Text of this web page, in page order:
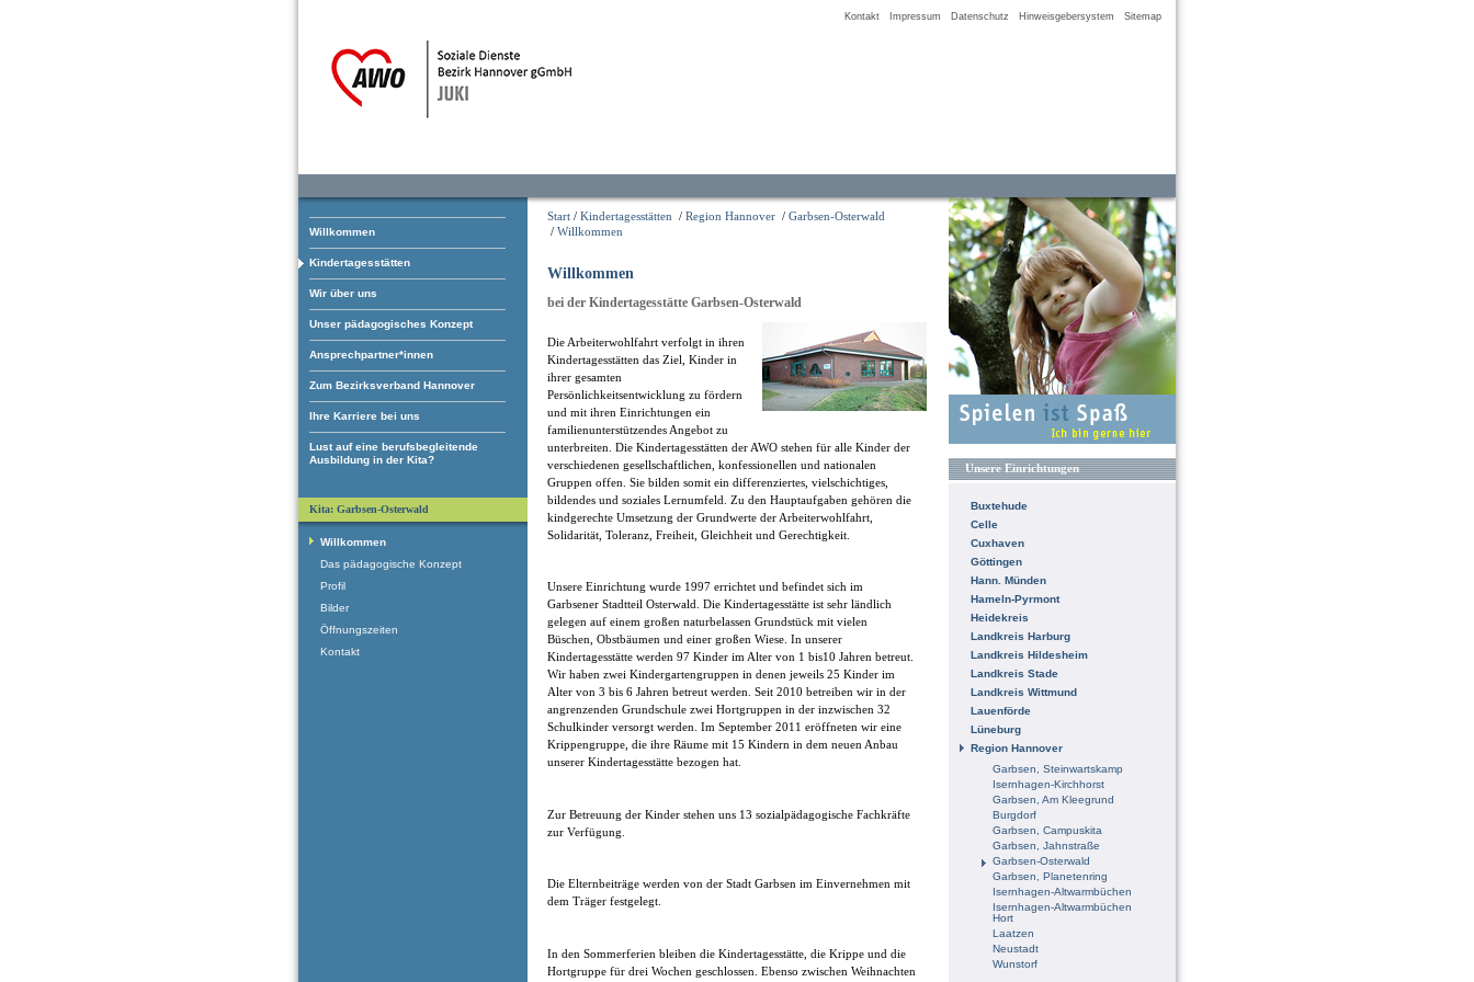
Kontakt Impressum Datenschutz Hinweisgebersystem Sitemap
Willkommen
Kindertagesstätten
Wir über uns
Unser pädagogisches Konzept
Ansprechpartner*innen
Zum Bezirksverband Hannover
Ihre Karriere bei uns
Lust auf eine berufsbegleitende
Ausbildung in der Kita?
Start / Kindertagesstätten / Region Hannover / Garbsen-Osterwald
/ Willkommen
Willkommen
bei der Kindertagesstätte Garbsen-Osterwald
Die Arbeiterwohlfahrt verfolgt in ihren
Kindertagesstätten das Ziel, Kinder in
ihrer gesamten
Persönlichkeitsentwicklung zu fördern
und mit ihren Einrichtungen ein
familienunterstützendes Angebot zu
unterbreiten. Die Kindertagesstätten der AWO stehen für alle Kinder der
verschiedenen gesellschaftlichen, konfessionellen und nationalen
Gruppen offen. Sie bilden somit ein differenziertes, vielschichtiges,
bildendes und soziales Lernumfeld. Zu den Hauptaufgaben gehören die
kindgerechte Umsetzung der Grundwerte der Arbeiterwohlfahrt,
Solidarität, Toleranz, Freiheit, Gleichheit und Gerechtigkeit.
Unsere Einrichtung wurde 1997 errichtet und befindet sich im
Garbsener Stadtteil Osterwald. Die Kindertagesstätte ist sehr ländlich
gelegen auf einem großen naturbelassen Grundstück mit vielen
Büschen, Obstbäumen und einer großen Wiese. In unserer
Kindertagesstätte werden 97 Kinder im Alter von 1 bis10 Jahren betreut.
Wir haben zwei Kindergartengruppen in denen jeweils 25 Kinder im
Alter von 3 bis 6 Jahren betreut werden. Seit 2010 betreiben wir in der
angrenzenden Grundschule zwei Hortgruppen in der inzwischen 32
Schulkinder versorgt werden. Im September 2011 eröffneten wir eine
Krippengruppe, die ihre Räume mit 15 Kindern in dem neuen Anbau
unserer Kindertagesstätte bezogen hat.
Zur Betreuung der Kinder stehen uns 13 sozialpädagogische Fachkräfte
zur Verfügung.
Die Elternbeiträge werden von der Stadt Garbsen im Einvernehmen mit
dem Träger festgelegt.
In den Sommerferien bleiben die Kindertagesstätte, die Krippe und die
Hortgruppe für drei Wochen geschlossen. Ebenso zwischen Weihnachten
Unsere Einrichtungen
Buxtehude
Celle
Cuxhaven
Göttingen
Hann. Münden
Hameln-Pyrmont
Heidekreis
Landkreis Harburg
Landkreis Hildesheim
Landkreis Stade
Landkreis Wittmund
Lauenförde
Lüneburg
Region Hannover
Garbsen, Steinwartskamp
Isernhagen-Kirchhorst
Garbsen, Am Kleegrund
Burgdorf
Garbsen, Campuskita
Garbsen, Jahnstraße
Garbsen-Osterwald
Garbsen, Planetenring
Isernhagen-Altwarmbüchen
Isernhagen-Altwarmbüchen
Hort
Laatzen
Neustadt
Wunstorf
Kita: Garbsen-Osterwald
Willkommen
Das pädagogische Konzept
Profil
Bilder
Öffnungszeiten
Kontakt